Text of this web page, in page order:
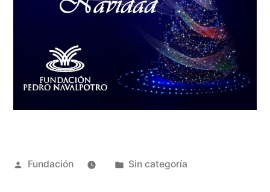
Fundación Sin categoría